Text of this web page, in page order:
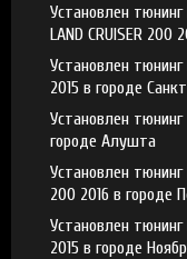
Установлен тюнинг
LAND CRUISER 200
Установлен тюнинг
2015 в городе
Установлен тюнинг
городе Алушта
Установлен тюнинг
200 2016 в городе
Установлен тюнинг
2015 в городе